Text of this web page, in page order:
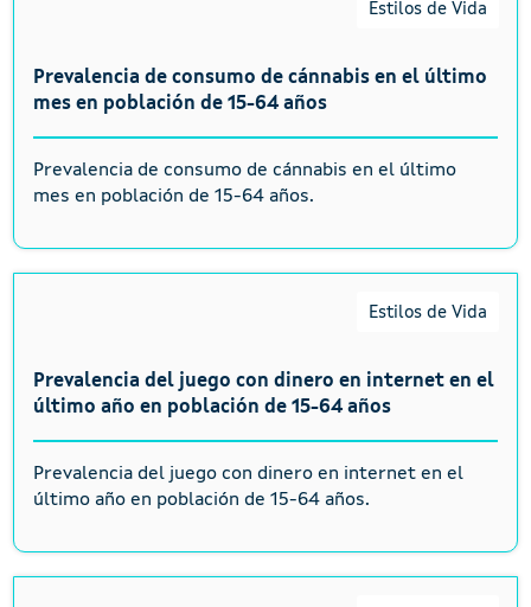
Estilos de Vida
Prevalencia de consumo de cánnabis en el último
mes en población de 15-64 años
Prevalencia de consumo de cánnabis en el último
mes en población de 15-64 años.
Estilos de Vida
Prevalencia del juego con dinero en internet en el
último año en población de 15-64 años
Prevalencia del juego con dinero en internet en el
último año en población de 15-64 años.